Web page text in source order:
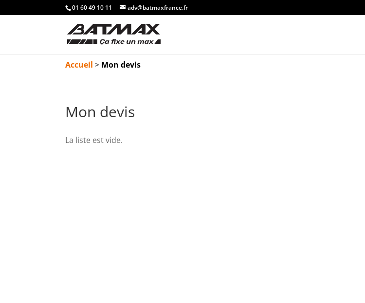
01 60 49 10 11 adv@batmaxfrance.fr
Accueil > Mon devis
Mon devis
La liste est vide.